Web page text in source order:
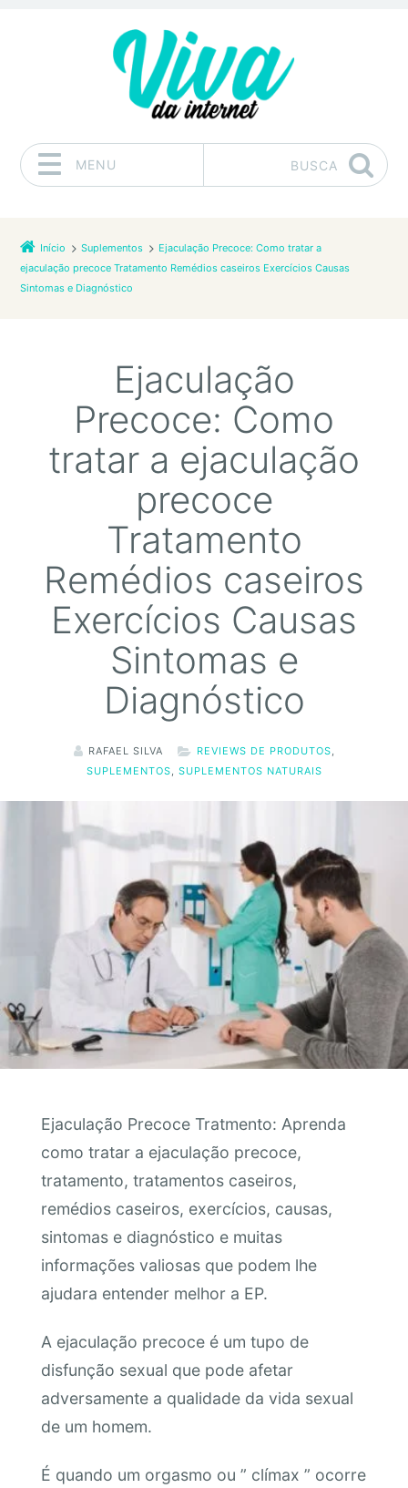
MENU BUSCA
Início Suplementos
Ejaculação Precoce: Como tratar a
ejaculação precoce Tratamento Remédios caseiros Exercícios Causas
Sintomas e Diagnóstico
Ejaculação
Precoce: Como
tratar a ejaculação
precoce
Tratamento
Remédios caseiros
Exercícios Causas
Sintomas e
Diagnóstico
RAFAEL SILVA REVIEWS DE PRODUTOS,
SUPLEMENTOS, SUPLEMENTOS NATURAIS
Ejaculação Precoce Tratmento: Aprenda
como tratar a ejaculação precoce,
tratamento, tratamentos caseiros,
remédios caseiros, exercícios, causas,
sintomas e diagnóstico e muitas
informações valiosas que podem lhe
ajudara entender melhor a EP.
A ejaculação precoce é um tupo de
disfunção sexual que pode afetar
adversamente a qualidade da vida sexual
de um homem.
É quando um orgasmo ou ” clímax ” ocorre